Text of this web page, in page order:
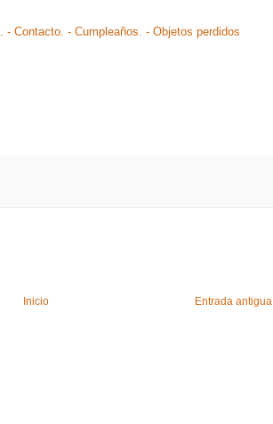
- Contacto. - Cumpleaños. - Objetos perdidos
Entrada antigua
Inicio